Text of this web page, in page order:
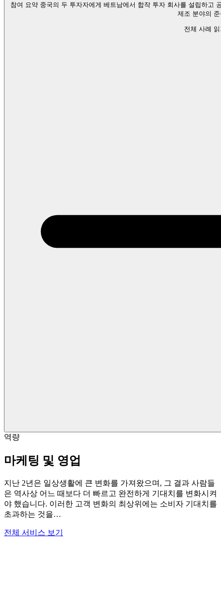
참여 요약 중국의 두 투자자에게 베트남에서 합작 투자 회사를 설립하고
제조 분야의
전체 사례
역량
마케팅 및 영업
지난 2년은 일상생활에 큰 변화를 가져왔으며, 그 결과 사람들
은 역사상 어느 때보다 더 빠르고 완전하게 기대치를 변화시켜
야 했습니다. 이러한 고객 변화의 최상위에는 소비자 기대치를
초과하는 것을…
전체 서비스 보기